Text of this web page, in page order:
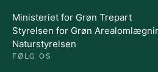
Ministeriet for Grøn Trepart
Styrelsen for Grøn
Naturstyrelsen
FØLG OS